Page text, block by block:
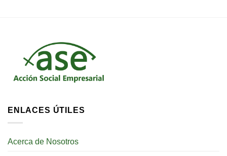
ENLACES ÚTILES
Acerca de Nosotros